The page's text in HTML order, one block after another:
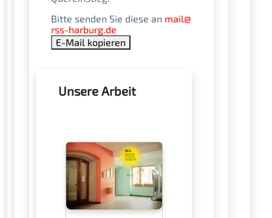
Bitte senden Sie diese an mail​@​
rss-harburg.de
E-Mail kopieren
Unsere Arbeit